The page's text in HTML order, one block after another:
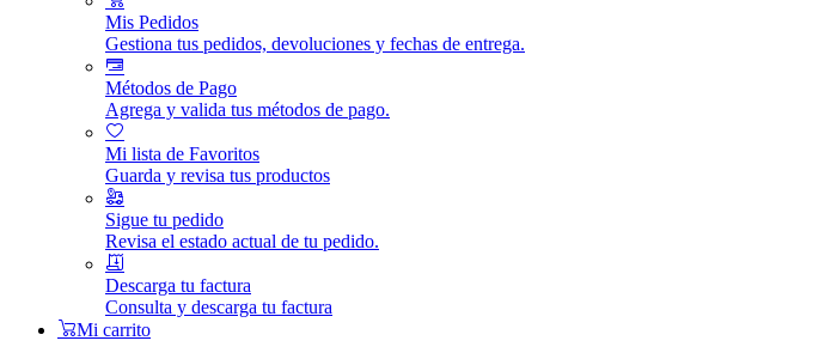
Mis Pedidos
Gestiona tus pedidos, devoluciones y fechas de entrega.
Métodos de Pago
Agrega y valida tus métodos de pago.
Mi lista de Favoritos
Guarda y revisa tus productos
Sigue tu pedido
Revisa el estado actual de tu pedido.
Descarga tu factura
Consulta y descarga tu factura
Mi carrito